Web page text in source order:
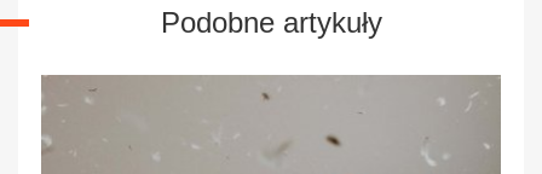
Podobne artykuły